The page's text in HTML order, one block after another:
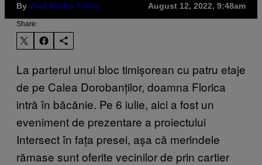
By Vlad Marko Tollea August 12, 2022, 9:48am
Share:
La parterul unui bloc timișorean cu patru etaje
de pe Calea Dorobanților, doamna Florica
intră în băcănie. Pe 6 iulie, aici a fost un
eveniment de prezentare a proiectului
Intersect în fața presei, așa că merindele
rămase sunt oferite vecinilor de prin cartier